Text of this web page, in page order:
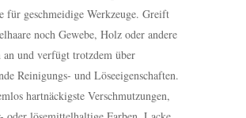
für geschmeidige Werkzeuge. Greift
noch Gewebe, Holz oder andere
und verfügt trotzdem über
Reinigungs- und Löseeigenschaften.
hartnäckigste Verschmutzungen,